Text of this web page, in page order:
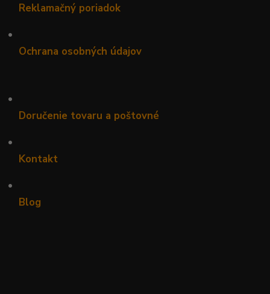
Reklamačný poriadok
•
Ochrana osobných údajov
•
Doručenie tovaru a poštovné
•
Kontakt
•
Blog